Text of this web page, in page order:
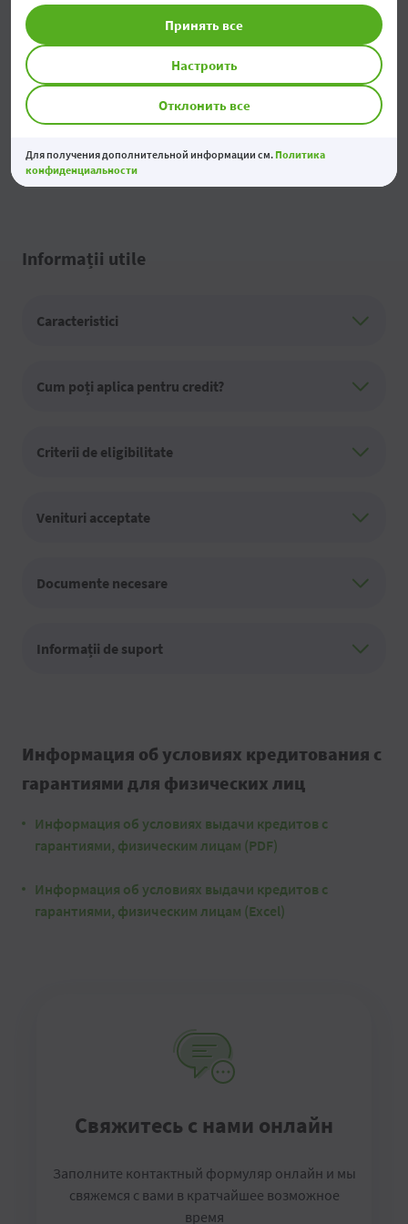
4. Această măsură nu se aplică apartamentelor individuale din clădirile cu
mai multe apartamente; aceasta trebuie implementată la nivelul întregii
5. Vehiculele electrice nu sunt eligibile în cadrul facilității.
6. Numai în cazul dacă acestea sunt combinate cu un sistem PV.
7. Permise numai în limita de 10% din costul total al proiectului, care
mai sus și electrocasnicele.
Informații utile
Caracteristici
Cum poți aplica pentru credit?
Criterii de eligibilitate
Venituri acceptate
Documente necesare
Informații de suport
Информация об условиях кредитования с
гарантиями для физических лиц
Информация об условиях выдачи кредитов с
гарантиями, физическим лицам (PDF)
Информация об условиях выдачи кредитов с
гарантиями, физическим лицам (Excel)
Свяжитесь с нами онлайн
Заполните контактный формуляр онлайн и мы
свяжемся с вами в кратчайшее возможное
время
Отклонить все
Настроить
Принять все
Для получения дополнительной информации см. Политика
конфиденциальности